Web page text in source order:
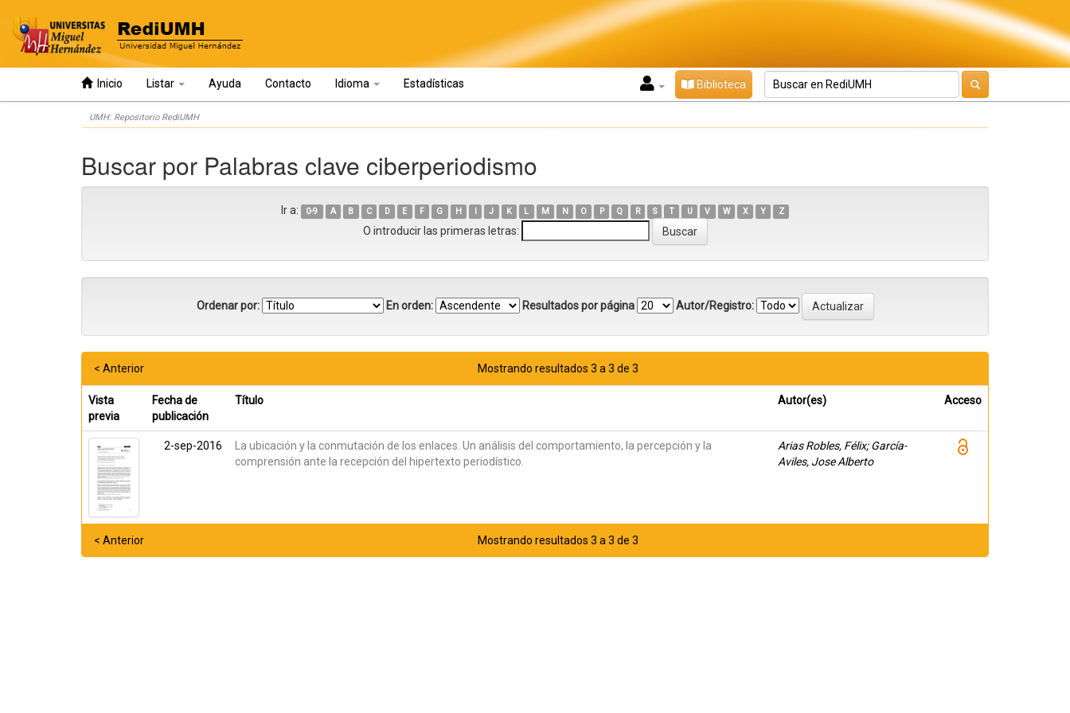
Inicio Listar Ayuda Contacto Idioma Estadísticas Biblioteca
UMH: Repositorio RediUMH
Buscar por Palabras clave ciberperiodismo
Ir a: 0-9 A B C D E F G H I J K L M N O P Q R S T U V W X Y Z
O introducir las primeras letras:
Ordenar por: En orden: Resultados por página Autor/Registro:
Mostrando resultados 3 a 3 de 3
< Anterior
Vista
previa
Fecha de
publicación
Título Autor(es) Acceso
2-sep-2016
La ubicación y la conmutación de los enlaces. Un análisis del comportamiento, la percepción y la
comprensión ante la recepción del hipertexto periodístico.
Arias Robles, Félix; García-
Aviles, Jose Alberto
Mostrando resultados 3 a 3 de 3
< Anterior